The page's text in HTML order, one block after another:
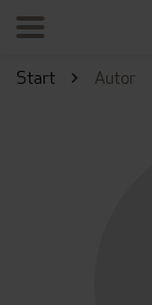
Start Autor